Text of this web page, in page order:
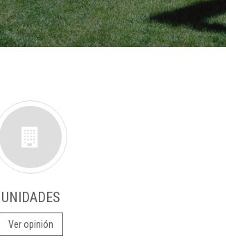
UNIDADES
Ver opinión